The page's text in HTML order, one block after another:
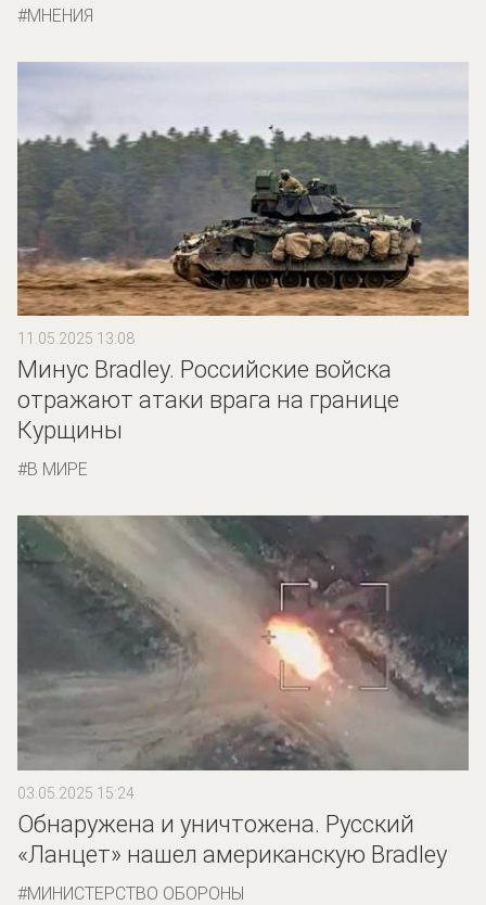
МНЕНИЯ
11.05.2025 13:08
Минус Bradley. Российские войска
отражают атаки врага на границе
Курщины
В МИРЕ
03.05.2025 15:24
Обнаружена и уничтожена. Русский
«Ланцет» нашел американскую Bradley
МИНИСТЕРСТВО ОБОРОНЫ